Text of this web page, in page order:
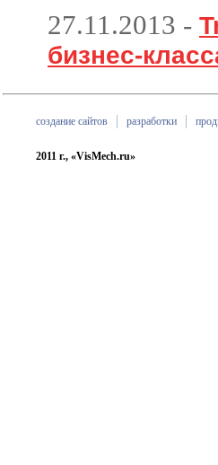
27.11.2013 -
бизнес-
создание сайтов разработки
2011 г., «VisMech.ru»